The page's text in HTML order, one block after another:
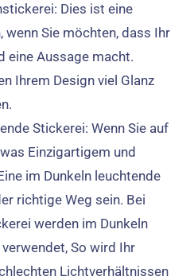
Dies ist eine
Sie möchten, dass Ihr
eine Aussage macht.
Ihrem Design viel Glanz
Stickerei: Wenn Sie auf
Einzigartigem und
im Dunkeln leuchtende
richtige Weg sein. Bei
werden im Dunkeln
So wird Ihr
Lichtverhältnissen